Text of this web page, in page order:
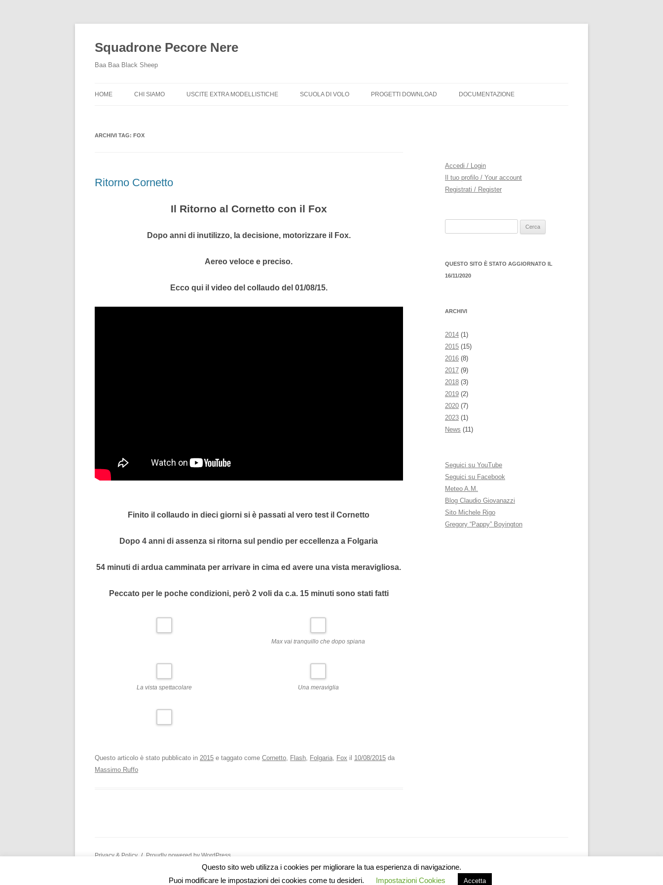
Squadrone Pecore Nere
Baa Baa Black Sheep
al
HOME CHI SIAMO USCITE EXTRA MODELLISTICHE SCUOLA DI VOLO PROGETTI DOWNLOAD DOCUMENTAZIONE
ARCHIVI TAG: FOX
Ritorno Cornetto
Il Ritorno al Cornetto con il Fox
Dopo anni di inutilizzo, la decisione, motorizzare il Fox.
Aereo veloce e preciso.
Ecco qui il video del collaudo del 01/08/15.
Finito il collaudo in dieci giorni si è passati al vero test ilCornetto
Dopo 4 anni di assenza si ritorna sul pendio per eccellenza a Folgaria
54 minuti di ardua camminata per arrivare in cima ed avere una vista meravigliosa.
Peccato per le poche condizioni, però 2 voli da c.a. 15 minuti sono stati fatti
Max vai tranquillo che dopo spiana
La vista spettacolare Una meraviglia
Questo articolo è stato pubblicato in 2015 e taggato come Cornetto, Flash, Folgaria, Fox il 10/08/2015 da
Massimo Ruffo
Accedi / Login
Il tuo profilo / Your account
Registrati / Register
QUESTO SITO È STATO AGGIORNATO IL
16/11/2020
ARCHIVI
2014 (1)
2015 (15)
2016 (8)
2017 (9)
2018 (3)
2019 (2)
2020 (7)
2023 (1)
News (11)
Seguici su YouTube
Seguici su Facebook
Meteo A.M.
Blog Claudio Giovanazzi
Sito Michele Rigo
Gregory “Pappy” Boyington
Privacy & Policy Proudly powered by WordPress
Questo sito web utilizza i cookies per migliorare la tua esperienza di navigazione.
Puoi modificare le impostazioni dei cookies come tu desideri.
Impostazioni Cookies Accetta